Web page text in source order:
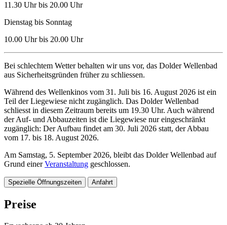
11.30 Uhr bis 20.00 Uhr
Dienstag bis Sonntag
10.00 Uhr bis 20.00 Uhr
Bei schlechtem Wetter behalten wir uns vor, das Dolder Wellenbad
aus Sicherheitsgründen früher zu schliessen.
Während des Wellenkinos vom 31. Juli bis 16. August 2026 ist ein
Teil der Liegewiese nicht zugänglich. Das Dolder Wellenbad
schliesst in diesem Zeitraum bereits um 19.30 Uhr. Auch während
der Auf- und Abbauzeiten ist die Liegewiese nur eingeschränkt
zugänglich: Der Aufbau findet am 30. Juli 2026 statt, der Abbau
vom 17. bis 18. August 2026.
Am Samstag, 5. September 2026, bleibt das Dolder Wellenbad auf
Grund einerVeranstaltung geschlossen.
Spezielle Öffnungszeiten Anfahrt
Preise